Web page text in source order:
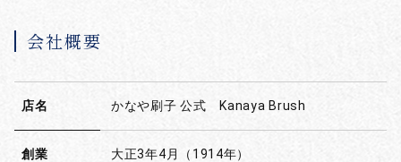
会社概要
店名 かなや刷子 公式 Kanaya Brush
創業 大正3年4月（1914年）